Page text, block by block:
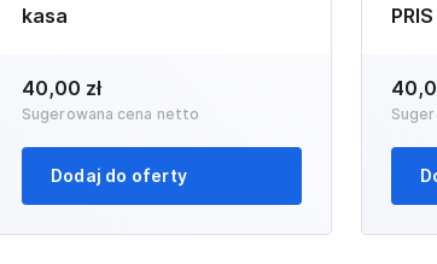
kasa
40,00 zł
Sugerowana cena netto
Dodaj do oferty